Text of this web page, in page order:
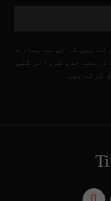
ہیں کہ آپ نے ہمارے
جمع کروائی گئی
کرتے ہیں۔